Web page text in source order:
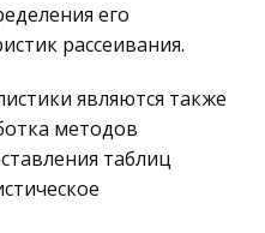
Грузии
69,7 тыс. км2.
млн. 482 тыс. человек
грузинский, в
Столица: Тбилиси (1
его
рассеивания.
являются также
методов
таблиц